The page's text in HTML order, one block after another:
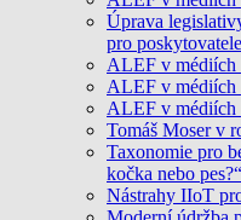
Úprava
pro
ALEF v médiích
ALEF v médiích
ALEF v médiích
Tomáš Moser v
Taxonomie pro
kočka nebo pes?“
Nástrahy IIoT